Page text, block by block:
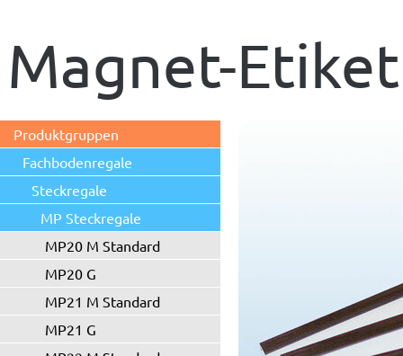
Magnet-
Produktgruppen
Fachbodenregale
Steckregale
MP Steckregale
MP20 M Standard
MP20 G
MP21 M Standard
MP21 G